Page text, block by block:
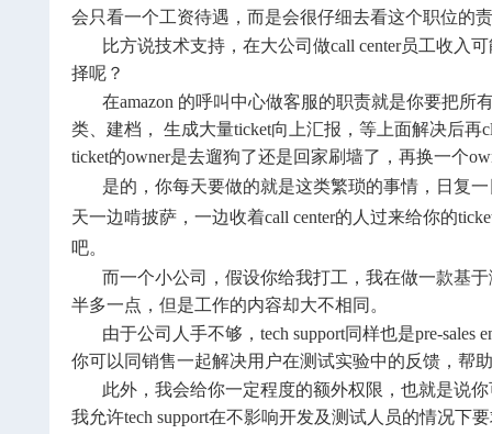
会只看一个工资待遇，而是会很仔细去看这个职位的
比方说技术支持，在大公司做call center员工收入
择呢？
在amazon 的呼叫中心做客服的职责就是你要把
类、建档， 生成大量ticket向上汇报，等上面解决后
ticket的owner是去遛狗了还是回家刷墙了，再换一个
是的，你每天要做的就是这类繁琐的事情，日复一
天一边啃披萨，一边收着call center的人过来给你的
吧。
而一个小公司，假设你给我打工，我在做一款基
半多一点，但是工作的内容却大不相同。
由于公司人手不够，tech support同样也是pre-
你可以同销售一起解决用户在测试实验中的反馈，帮
此外，我会给你一定程度的额外权限，也就是说
我允许tech support在不影响开发及测试人员的情况下